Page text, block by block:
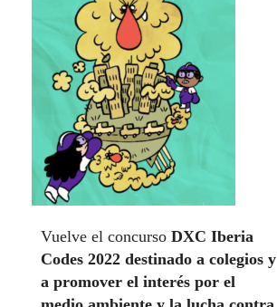
Vuelve el concurso DXC Iberia
Codes 2022 destinado a colegios y
a promover el interés por el